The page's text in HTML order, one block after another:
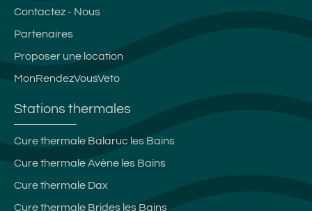
Contactez - Nous
Partenaires
Proposer une location
MonRendezVousVeto
Stations thermales
Cure thermale Balaruc les Bains
Cure thermale Avène les Bains
Cure thermale Dax
Cure thermale Brides les Bains